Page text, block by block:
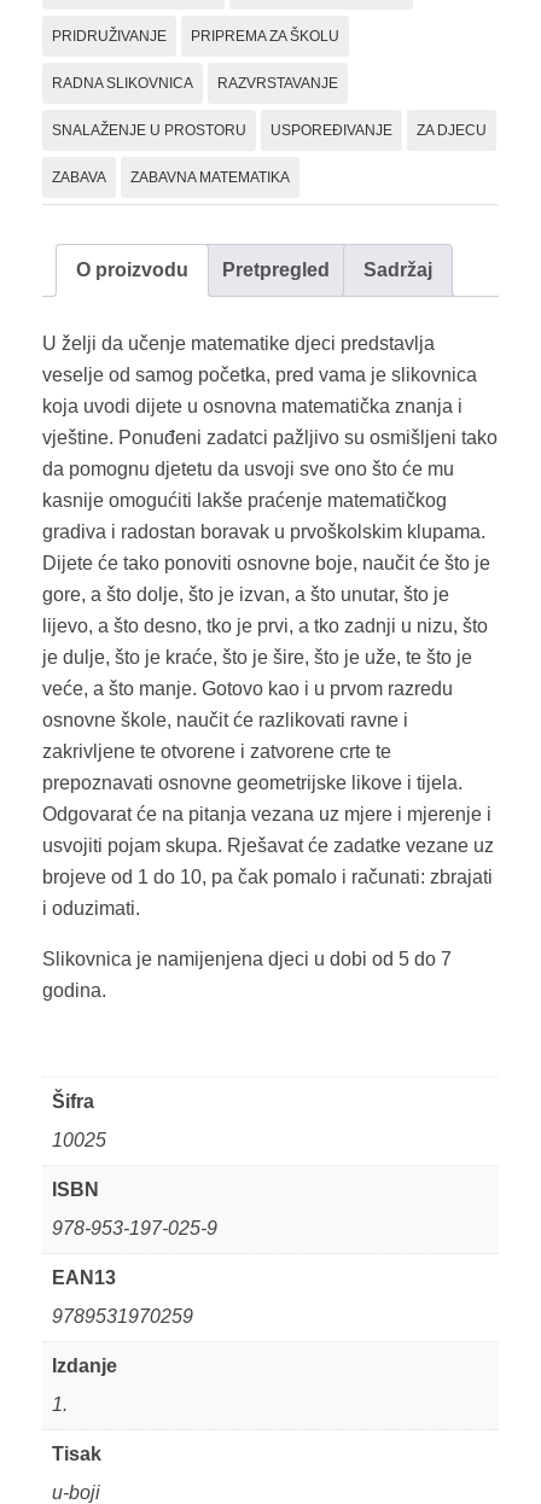
PRIDRUŽIVANJE PRIPREMA ZA ŠKOLU
RADNA SLIKOVNICA RAZVRSTAVANJE
SNALAŽENJE U PROSTORU USPOREĐIVANJE ZA DJECU
ZABAVA ZABAVNA MATEMATIKA
O proizvodu Pretpregled Sadržaj
U želji da učenje matematike djeci predstavlja
veselje od samog početka, pred vama je slikovnica
koja uvodi dijete u osnovna matematička znanja i
vještine. Ponuđeni zadatci pažljivo su osmišljeni tako
da pomognu djetetu da usvoji sve ono što će mu
kasnije omogućiti lakše praćenje matematičkog
gradiva i radostan boravak u prvoškolskim klupama.
Dijete će tako ponoviti osnovne boje, naučit će što je
gore, a što dolje, što je izvan, a što unutar, što je
lijevo, a što desno, tko je prvi, a tko zadnji u nizu, što
je dulje, što je kraće, što je šire, što je uže, te što je
veće, a što manje. Gotovo kao i u prvom razredu
osnovne škole, naučit će razlikovati ravne i
zakrivljene te otvorene i zatvorene crte te
prepoznavati osnovne geometrijske likove i tijela.
Odgovarat će na pitanja vezana uz mjere i mjerenje i
usvojiti pojam skupa. Rješavat će zadatke vezane uz
brojeve od 1 do 10, pa čak pomalo i računati: zbrajati
i oduzimati.
Slikovnica je namijenjena djeci u dobi od 5 do 7
godina.
Šifra
10025
ISBN
978-953-197-025-9
EAN13
9789531970259
Izdanje
1.
Tisak
u-boji